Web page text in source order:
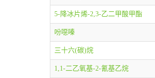
5-降冰片烯-2,3-乙二甲酸甲酯
吩噁嗪
三十六(碳)烷
1,1-二乙氧基-2-氰基乙烷